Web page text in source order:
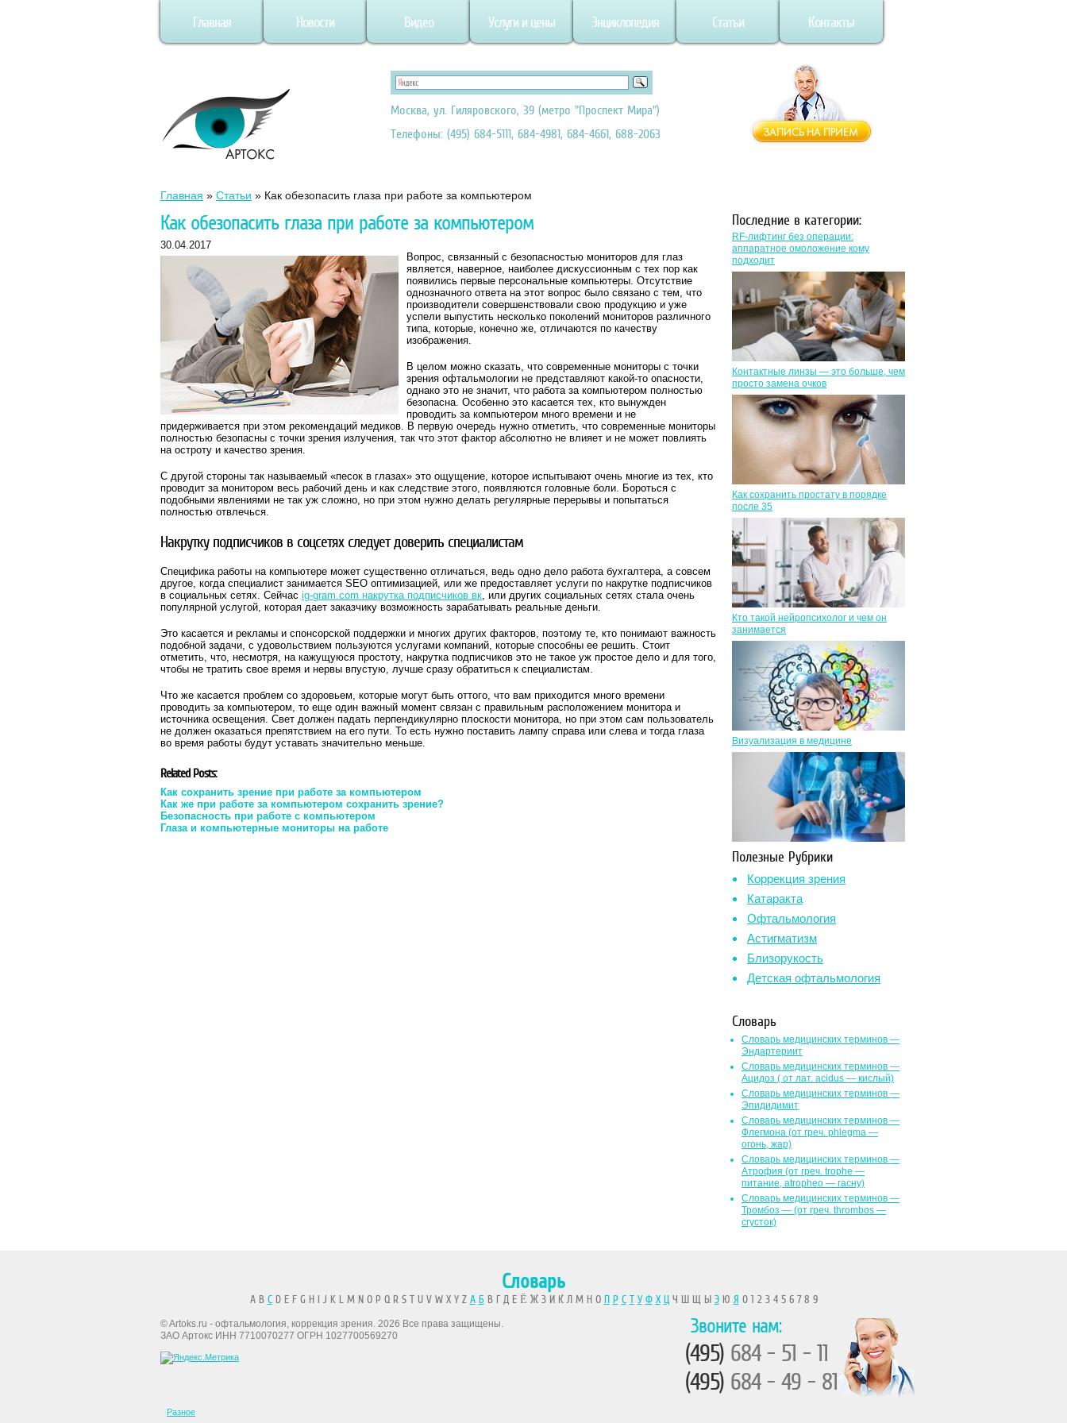
Главная Новости Видео Услуги и цены Энциклопедия Статьи Контакты
Москва, ул. Гиляровского, 39 (метро "Проспект Мира")
Телефоны: (495) 684-5111, 684-4981, 684-4661, 688-2063
Главная » Статьи » Как обезопасить глаза при работе за компьютером
Как обезопасить глаза при работе за компьютером
30.04.2017
Вопрос, связанный с безопасностью мониторов для глаз
является, наверное, наиболее дискуссионным с тех пор как
появились первые персональные компьютеры. Отсутствие
однозначного ответа на этот вопрос было связано с тем, что
производители совершенствовали свою продукцию и уже
успели выпустить несколько поколений мониторов различного
типа, которые, конечно же, отличаются по качеству
изображения.
В целом можно сказать, что современные мониторы с точки
зрения офтальмологии не представляют какой-то опасности,
однако это не значит, что работа за компьютером полностью
безопасна. Особенно это касается тех, кто вынужден
проводить за компьютером много времени и не
придерживается при этом рекомендаций медиков. В первую очередь нужно отметить, что современные мониторы
полностью безопасны с точки зрения излучения, так что этот фактор абсолютно не влияет и не может повлиять
на остроту и качество зрения.
С другой стороны так называемый «песок в глазах» это ощущение, которое испытывают очень многие из тех, кто
проводит за монитором весь рабочий день и как следствие этого, появляются головные боли. Бороться с
подобными явлениями не так уж сложно, но при этом нужно делать регулярные перерывы и попытаться
полностью отвлечься.
Накрутку подписчиков в соцсетях следует доверить специалистам
Специфика работы на компьютере может существенно отличаться, ведь одно дело работа бухгалтера, а совсем
другое, когда специалист занимается SEO оптимизацией, или же предоставляет услуги по накрутке подписчиков
в социальных сетях. Сейчас ig-gram.com накрутка подписчиков вк, или других социальных сетях стала очень
популярной услугой, которая дает заказчику возможность зарабатывать реальные деньги.
Это касается и рекламы и спонсорской поддержки и многих других факторов, поэтому те, кто понимают важность
подобной задачи, с удовольствием пользуются услугами компаний, которые способны ее решить. Стоит
отметить, что, несмотря, на кажущуюся простоту, накрутка подписчиков это не такое уж простое дело и для того,
чтобы не тратить свое время и нервы впустую, лучше сразу обратиться к специалистам.
Что же касается проблем со здоровьем, которые могут быть оттого, что вам приходится много времени
проводить за компьютером, то еще один важный момент связан с правильным расположением монитора и
источника освещения. Свет должен падать перпендикулярно плоскости монитора, но при этом сам пользователь
не должен оказаться препятствием на его пути. То есть нужно поставить лампу справа или слева и тогда глаза
во время работы будут уставать значительно меньше.
Related Posts:
Как сохранить зрение при работе за компьютером
Как же при работе за компьютером сохранить зрение?
Безопасность при работе с компьютером
Глаза и компьютерные мониторы на работе
Последние в категории:
RF-лифтинг без операции:
аппаратное омоложение кому
подходит
Контактные линзы — это больше, чем
просто замена очков
Как сохранить простату в порядке
после 35
Кто такой нейропсихолог и чем он
занимается
Визуализация в медицине
Полезные Рубрики
Коррекция зрения
Катаракта
Офтальмология
Астигматизм
Близорукость
Детская офтальмология
Словарь
Словарь медицинских терминов —
Эндартериит
Словарь медицинских терминов —
Ацидоз ( от лат. асidus — кислый)
Словарь медицинских терминов —
Эпидидимит
Словарь медицинских терминов —
Флегмона (от гpeч. phlegma —
огонь, жар)
Словарь медицинских терминов —
Атрофия (от греч. trophe —
питание, atropheo — гасну)
Словарь медицинских терминов —
Тромбоз — (от греч. thrombos —
сгусток)
Словарь
A B CD E F G H I J K L M N O P Q R S T U V W X Y Z А БВ Г Д Е Ё Ж З И К Л М Н О П Р С Т У Ф Х ЦЧ Ш Щ Ы ЭЮ Я 0 1 2 3 4 5 6 7 8 9
© Artoks.ru - офтальмология, коррекция зрения. 2026 Все права защищены.
ЗАО Артокс ИНН 7710070277 ОГРН 1027700569270
Звоните нам:
(495) 684 - 51 - 11
(495) 684 - 49 - 81
Разное